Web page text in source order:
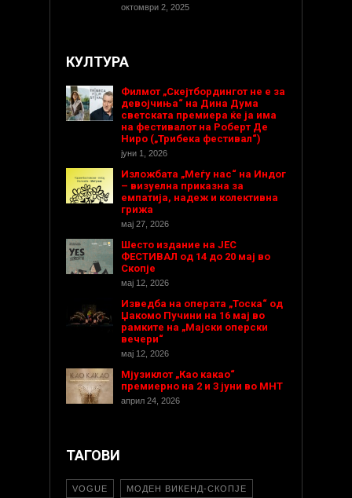
октомври 2, 2025
КУЛТУРА
Филмот „Скејтбордингот не е за
девојчиња“ на Дина Дума
светската премиера ќе ја има
на фестивалот на Роберт Де
Ниро („Трибека фестивал“)
јуни 1, 2026
Изложбата „Меѓу нас“ на Индог
– визуелна приказна за
емпатија, надеж и колективна
грижа
мај 27, 2026
Шесто издание на ЈЕС
ФЕСТИВАЛ од 14 до 20 мај во
Скопје
мај 12, 2026
Изведба на операта „Тоска“ од
Џакомо Пучини на 16 мај во
рамките на „Мајски оперски
вечери“
мај 12, 2026
Мјузиклот „Као какао“
премиерно на 2 и 3 јуни во МНТ
април 24, 2026
ТАГОВИ
VOGUE МОДЕН ВИКЕНД-СКОПЈЕ